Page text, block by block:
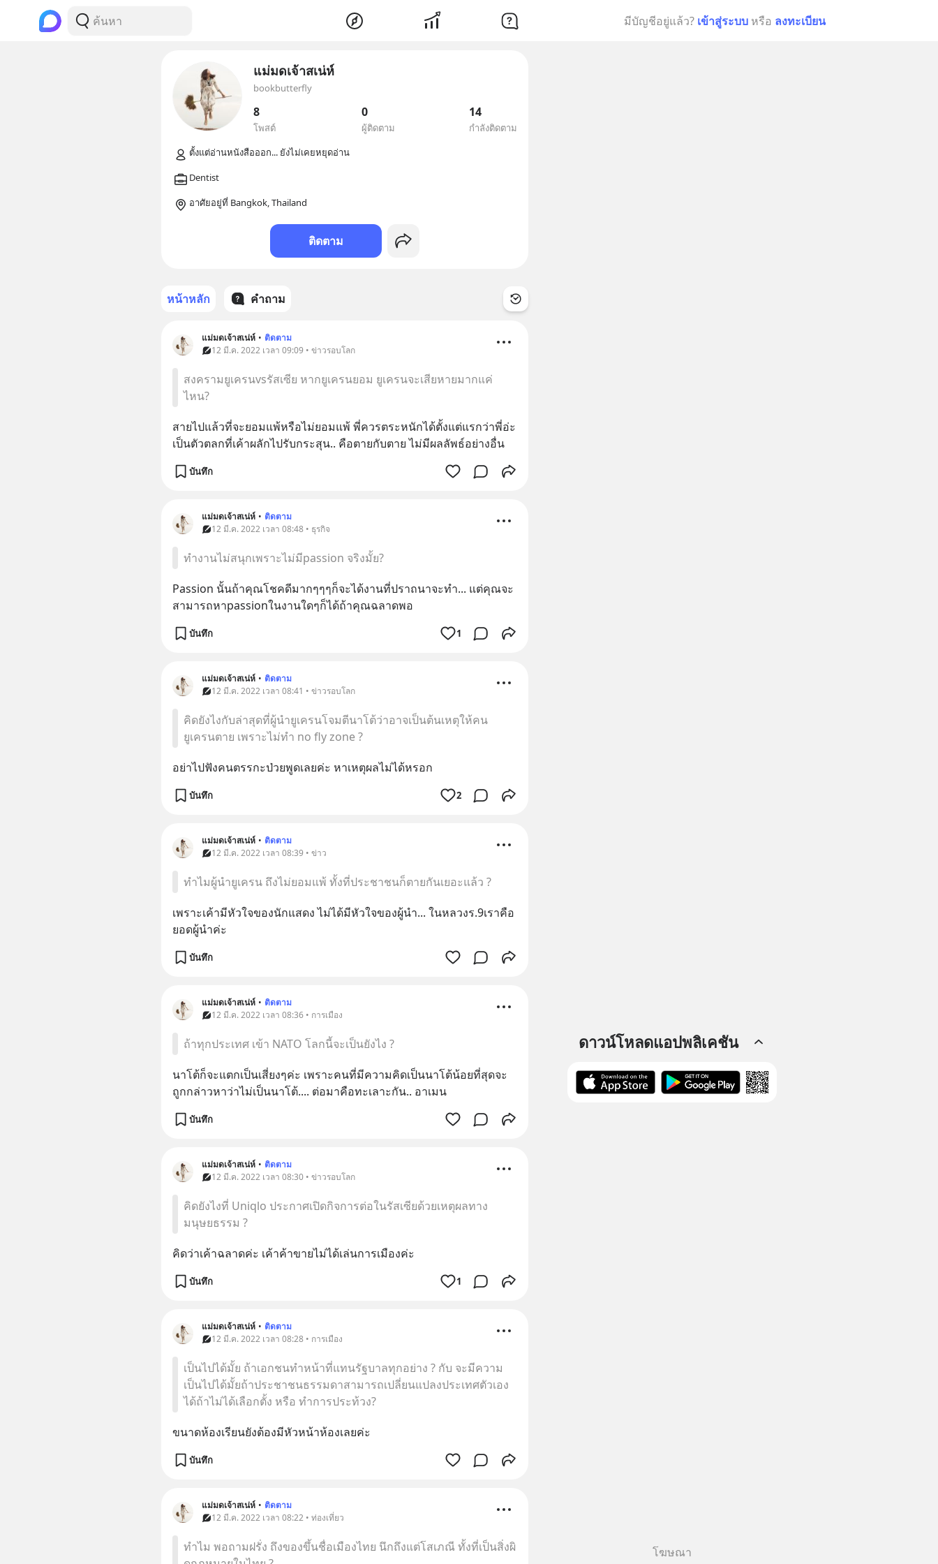
มีบัญชีอยู่แล้ว? เข้าสู่ระบบ หรือ ลงทะเบียน
แม่มดเจ้าสเน่ห์
bookbutterfly
8
โพสต์
0
ผู้ติดตาม
14
กำลังติดตาม
ตั้งแต่อ่านหนังสือออก... ยังไม่เคยหยุดอ่าน
Dentist
อาศัยอยู่ที่ Bangkok, Thailand
ติดตาม
หน้าหลัก คำถาม
แม่มดเจ้าสเน่ห์ • ติดตาม
12 มี.ค. 2022 เวลา 09:09 • ข่าวรอบโลก
สงครามยูเครนvsรัสเซีย หากยูเครนยอม ยูเครนจะเสียหายมากแค่
ไหน?
สายไปแล้วที่จะยอมแพ้หรือไม่ยอมแพ้​ พี่ควรตระหนัก​ได้ตั้งแต่แรก​ว่าพี่อ่ะ
เป็น​ตัวตลกที่เค้าผลักไปรับกระสุน.. คือตายกับตาย ไม่มีผลลัพธ์​อย่างอื่น
บันทึก
แม่มดเจ้าสเน่ห์ • ติดตาม
12 มี.ค. 2022 เวลา 08:48 • ธุรกิจ
ทำงานไม่สนุกเพราะไม่มีpassion จริงมั้ย?
Passion นั้นถ้าคุณ​โชคดีมากๆๆๆก็จะได้งานที่ปราถนาจะทำ... แต่คุณจะ​
สามารถ​หาpassionในงานใดๆก็ได้ถ้าคุณ​ฉลาดพอ
บันทึก 1
แม่มดเจ้าสเน่ห์ • ติดตาม
12 มี.ค. 2022 เวลา 08:41 • ข่าวรอบโลก
คิดยังไงกับล่าสุดที่ผู้นำยูเครนโจมตีนาโต้ว่าอาจเป็นต้นเหตุให้คน
ยูเครนตาย เพราะไม่ทำ no fly zone ?
อย่าไปฟังคนตรรกะ​ป่วยพูดเลยค่ะ หาเหตุผลไม่ได้หรอก
บันทึก 2
แม่มดเจ้าสเน่ห์ • ติดตาม
12 มี.ค. 2022 เวลา 08:39 • ข่าว
ทำไมผู้นำยูเครน ถึงไม่ยอมแพ้ ทั้งที่ประชาชนก็ตายกันเยอะแล้ว ?
เพราะเค้ามีหัวใจของนักแสดง ไม่ได้มีหัวใจของผู้นำ... ในหลวงร.9เราคือ
ยอดผู้นำค่ะ
บันทึก
แม่มดเจ้าสเน่ห์ • ติดตาม
12 มี.ค. 2022 เวลา 08:36 • การเมือง
ถ้าทุกประเทศ เข้า NATO โลกนี้จะเป็นยังไง ?
นาโต้​ก็จะแตกเป็น​เสี่ยงๆค่ะ เพราะคนที่มีความคิดเป็นนาโต้น้อยที่สุดจะ
ถูกกล่าวหาว่าไม่เป็น​นาโต้.... ต่อมาคือทะเลาะกัน.. อาเมน
บันทึก
แม่มดเจ้าสเน่ห์ • ติดตาม
12 มี.ค. 2022 เวลา 08:30 • ข่าวรอบโลก
คิดยังไงที่ Uniqlo ประกาศเปิดกิจการต่อในรัสเซียด้วยเหตุผลทาง
มนุษยธรรม ?
คิดว่าเค้าฉลาดค่ะ เค้าค้าขายไม่ได้เล่นการเมือง​ค่ะ
บันทึก 1
แม่มดเจ้าสเน่ห์ • ติดตาม
12 มี.ค. 2022 เวลา 08:28 • การเมือง
เป็นไปได้มั้ย ถ้าเอกชนทำหน้าที่แทนรัฐบาลทุกอย่าง ? กับ จะมีความ
เป็นไปได้มั้ยถ้าประชาชนธรรมดาสามารถเปลี่ยนแปลงประเทศตัวเอง
ได้ถ้าไม่ได้เลือกตั้ง หรือ ทำการประท้วง?
ขนาดห้องเรียน​ยังต้องมีหัวหน้าห้องเลยค่ะ
บันทึก
แม่มดเจ้าสเน่ห์ • ติดตาม
12 มี.ค. 2022 เวลา 08:22 • ท่องเที่ยว
ทำไม พอถามฝรั่ง ถึงของขึ้นชื่อเมืองไทย นึกถึงแต่โสเภณี ทั้งที่เป็นสิ่งผิ
ดาวน์โหลดแอปพลิเคชัน
โฆษณา